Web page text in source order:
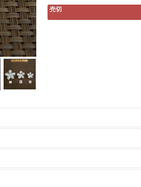
売切
のチェーンや、ペンダントヘッドのみ、
ださい。
っていくうちに風合いが変わっていきま
模様の違い、多少のキズはご了承くださ
らないときは密閉できる袋（ジッパー
の進行を防ぐことができます。
ださい。